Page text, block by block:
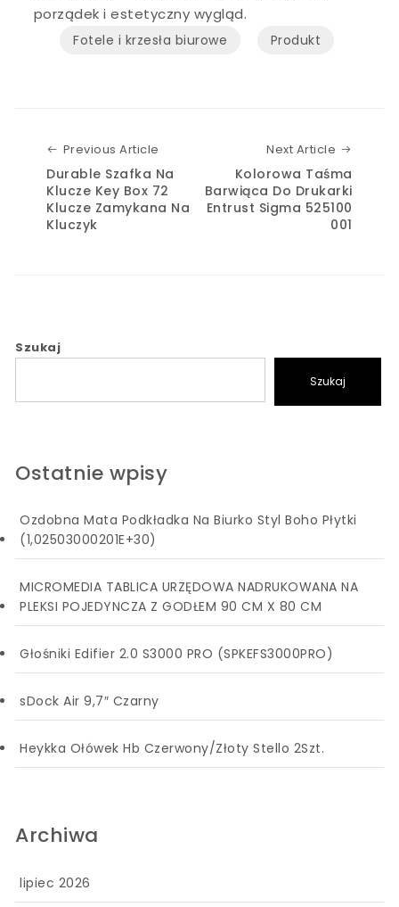
porządek i estetyczny wygląd.
Fotele i krzesła biurowe Produkt
Previous Article
Durable Szafka Na
Klucze Key Box 72
Klucze Zamykana Na
Kluczyk
Next Article
Kolorowa Taśma
Barwiąca Do Drukarki
Entrust Sigma 525100
001
Szukaj
Szukaj
Ostatnie wpisy
Ozdobna Mata Podkładka Na Biurko Styl Boho Płytki
(1,02503000201E+30)
MICROMEDIA TABLICA URZĘDOWA NADRUKOWANA NA
PLEKSI POJEDYNCZA Z GODŁEM 90 CM X 80 CM
Głośniki Edifier 2.0 S3000 PRO (SPKEFS3000PRO)
sDock Air 9,7″ Czarny
Heykka Ołówek Hb Czerwony/Złoty Stello 2Szt.
Archiwa
lipiec 2026